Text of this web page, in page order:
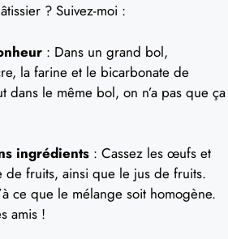
? Suivez-moi :
: Dans un grand bol,
la farine et le bicarbonate de
dans le même bol, on n’a pas que ça
ingrédients : Cassez les œufs et
de fruits, ainsi que le jus de fruits.
ce que le mélange soit homogène.
amis !